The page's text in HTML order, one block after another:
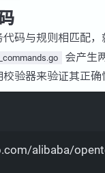
码与规则相匹配
会产生
验器来验证其正确
alibaba/